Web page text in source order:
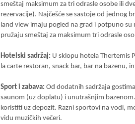
smeštaj maksimum za tri odrasle osobe ili
rezervacije). Najčešće se sastoje od jednog
land view imaju pogled na grad i potpuno
pružaju smeštaj za maksimum tri odrasle
Hotelski sadržaj: U sklopu hotela Thertemis
la carte restoran, snack bar, bar na bazenu,
Sport i zabava: Od dodatnih sadržaja
saunom (uz doplatu) i unutrašnjim
koristiti uz depozit. Razni sportovi na vodi,
vidu muzičkih večeri.